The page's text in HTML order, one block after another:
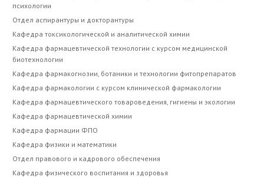
психологии
Отдел аспирантуры и докторантуры
Кафедра токсикологической и аналитической химии
Кафедра фармацевтической технологии с курсом медицинской
биотехнологии
Кафедра фармакогнозии, ботаники и технологии фитопрепаратов
Кафедра фармакологии с курсом клинической фармакологии
Кафедра фармацевтического товароведения, гигиены и экологии
Кафедра фармацевтической химии
Кафедра фармации ФПО
Кафедра физики и математики
Отдел правового и кадрового обеспечения
Кафедра физического воспитания и здоровья